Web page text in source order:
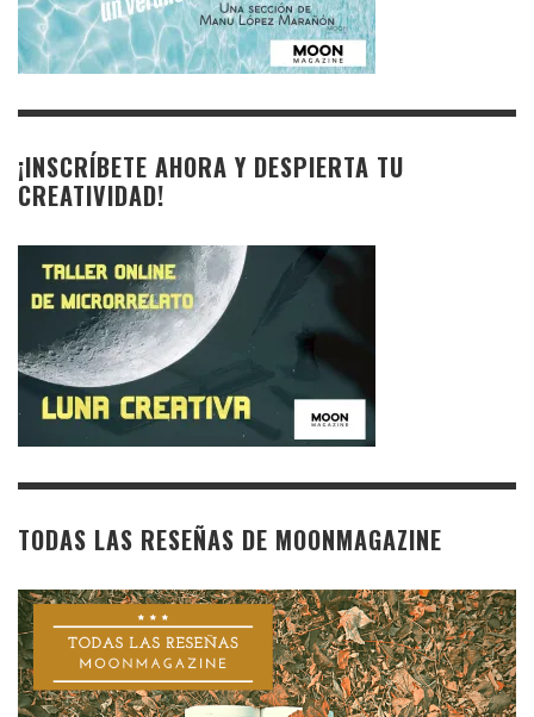
¡INSCRÍBETE AHORA Y DESPIERTA TU
CREATIVIDAD!
TODAS LAS RESEÑAS DE MOONMAGAZINE